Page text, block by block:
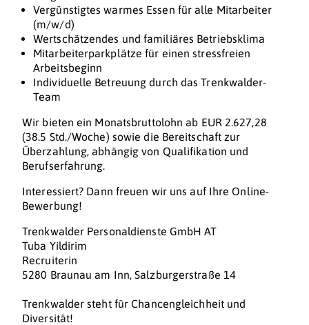
Vergünstigtes warmes Essen für alle Mitarbeiter
(m/w/d)
Wertschätzendes und familiäres Betriebsklima
Mitarbeiterparkplätze für einen stressfreien
Arbeitsbeginn
Individuelle Betreuung durch das Trenkwalder-
Team
Wir bieten ein Monatsbruttolohn ab EUR 2.627,28
(38.5 Std./Woche) sowie die Bereitschaft zur
Überzahlung, abhängig von Qualifikation und
Berufserfahrung.
Interessiert? Dann freuen wir uns auf Ihre Online-
Bewerbung!
Trenkwalder Personaldienste GmbH AT
Tuba Yildirim
Recruiterin
5280 Braunau am Inn, Salzburgerstraße 14
Trenkwalder steht für Chancengleichheit und
Diversität!